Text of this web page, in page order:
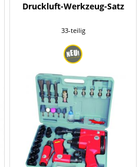
Druckluft-Werkzeug-Satz
33-teilig